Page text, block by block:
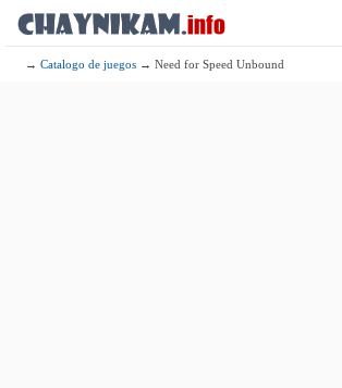
→Catalogo de juegos → Need for Speed Unbound